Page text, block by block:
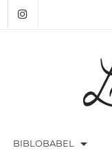
BIBLOBABEL arrow_drop_down